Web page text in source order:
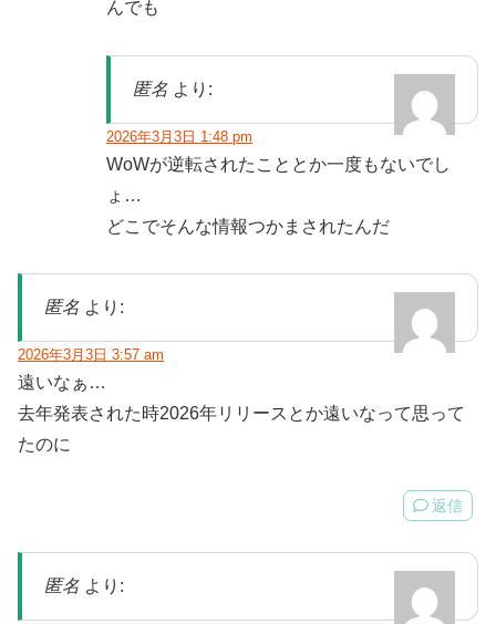
んでも
匿名 より:
2026年3月3日 1:48 pm
WoWが逆転されたこととか一度もないでし
ょ…
どこでそんな情報つかまされたんだ
匿名 より:
2026年3月3日 3:57 am
遠いなぁ…
去年発表された時2026年リリースとか遠いなって思って
たのに
返信
匿名 より: